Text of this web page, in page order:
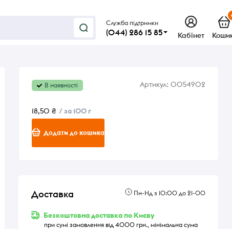
Служба підтримки
(044) 286 15 85 Кабінет
В наявності Артикул: 0054902
18,50 ₴ / за 100 г
Додати до кошика
Доставка Пн-Нд з 10:00 до 21-00
Безкоштовна доставка по Києву
при сумі замовлення від 4000 грн., мінімальна сума